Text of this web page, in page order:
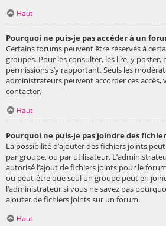
Haut
Pourquoi ne puis-je pas accéder à un
Certains forums peuvent être réservés à
groupes. Pour les consulter, les lire, y poster,
permissions s’y rapportant. Seuls les
administrateurs peuvent accorder ces accès,
contacter.
Haut
Pourquoi ne puis-je pas joindre des
La possibilité d’ajouter des fichiers joints
par groupe, ou par utilisateur.
autorisé l’ajout de fichiers joints pour le
ou peut-être que seul un groupe peut en
l’administrateur si vous ne savez pas
ajouter de fichiers joints sur un forum.
Haut